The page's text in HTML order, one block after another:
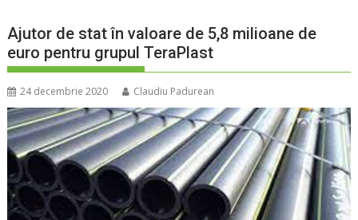
Ajutor de stat în valoare de 5,8 milioane de
euro pentru grupul TeraPlast
24 decembrie 2020 Claudiu Padurean